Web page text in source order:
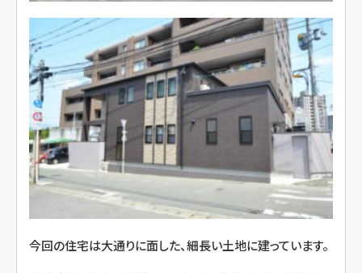
今回の住宅は大通りに面した、細長い土地に建っています。